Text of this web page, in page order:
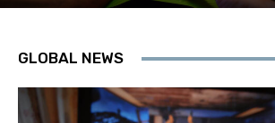
GLOBAL NEWS